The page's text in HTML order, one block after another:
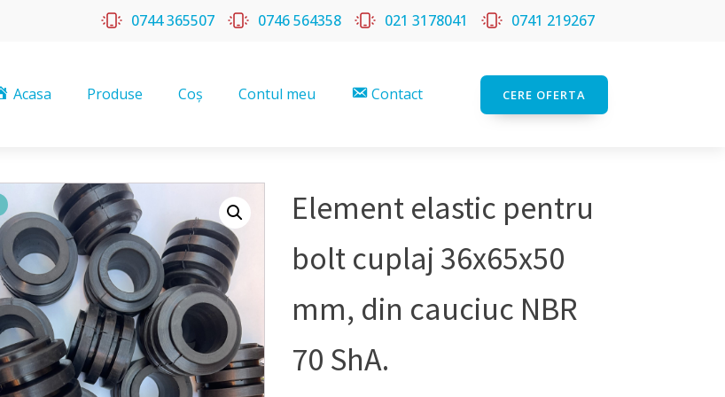
0744 365507 0746 564358 021 3178041 0741 219267
Acasa Produse Coș Contul meu Contact CERE OFERTA
Element elastic pentru
bolt cuplaj 36x65x50
mm, din cauciuc NBR
70 ShA.